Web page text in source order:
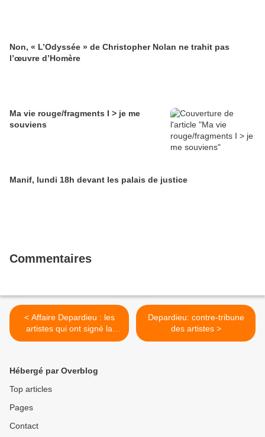
Non, « L’Odyssée » de Christopher Nolan ne trahit pas
l’œuvre d’Homère
Ma vie rouge/fragments I > je me
souviens
Manif, lundi 18h devant les palais de justice
Commentaires
< Affaire Depardieu : les
artistes qui ont signé la
tribune en faveur de l'acteur
analyse une chercheuse
Depardieu: contre-tribune
des artistes >
Hébergé par Overblog
Top articles
Pages
Contact